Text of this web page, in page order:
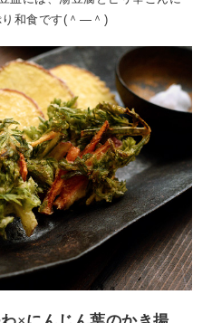
り和食です(＾―＾)